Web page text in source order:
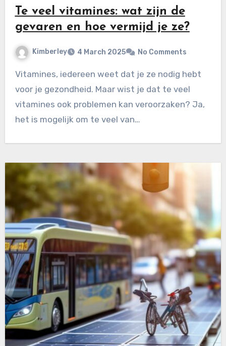
Te veel vitamines: wat zijn de
gevaren en hoe vermijd je ze?
Kimberley 4 March 2025 No Comments
Vitamines, iedereen weet dat je ze nodig hebt
voor je gezondheid. Maar wist je dat te veel
vitamines ook problemen kan veroorzaken? Ja,
het is mogelijk om te veel van…